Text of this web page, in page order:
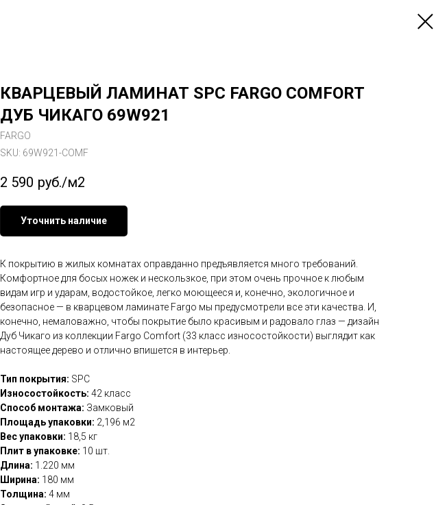
КВАРЦЕВЫЙ ЛАМИНАТ SPC FARGO COMFORT
ДУБ ЧИКАГО 69W921
FARGO
SKU: 69W921-COMF
2 590 руб./м2
Уточнить наличие
К покрытию в жилых комнатах оправданно предъявляется много требований.
Комфортное для босых ножек и нескользкое, при этом очень прочное к любым
видам игр и ударам, водостойкое, легко моющееся и, конечно, экологичное и
безопасное — в кварцевом ламинате Fargo мы предусмотрели все эти качества. И,
конечно, немаловажно, чтобы покрытие было красивым и радовало глаз — дизайн
Дуб Чикаго из коллекции Fargo Comfort (33 класс износостойкости) выглядит как
настоящее дерево и отлично впишется в интерьер.
Тип покрытия: SPC
Износостойкость: 42 класс
Способ монтажа: Замковый
Площадь упаковки: 2,196 м2
Вес упаковки: 18,5 кг
Плит в упаковке: 10 шт.
Длина: 1.220 мм
Ширина: 180 мм
Толщина: 4 мм